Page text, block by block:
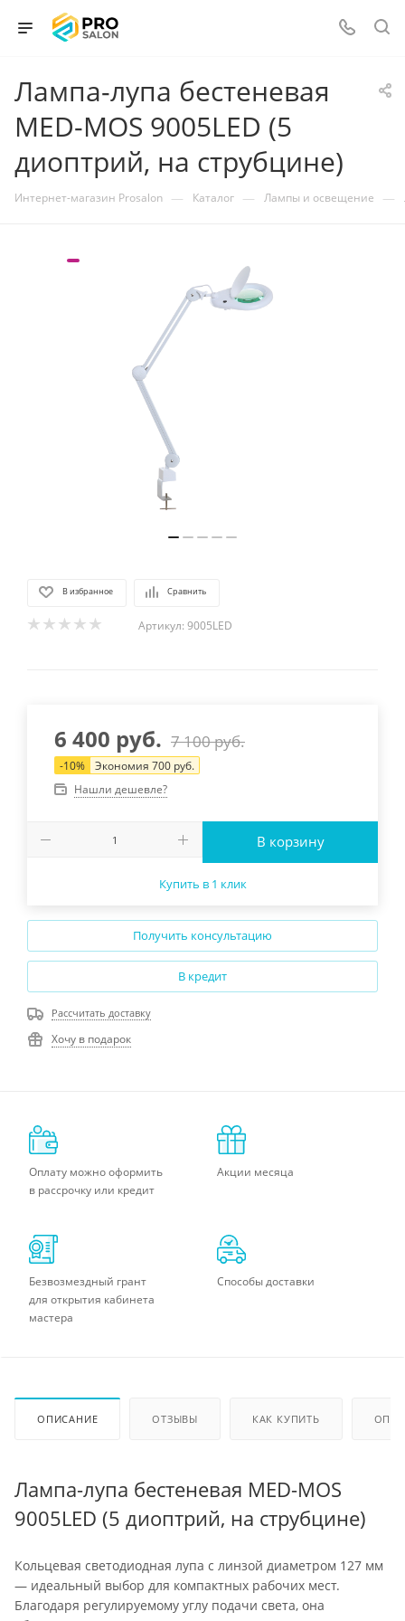
Лампа-лупа бестеневая
MED-MOS 9005LED (5
диоптрий, на струбцине)
Интернет-магазин Prosalon — Каталог — Лампы и освещение —
В избранное Сравнить
Артикул: 9005LED
6 400 руб. 7 100руб.
-10% Экономия 700 руб.
Нашли дешевле?
В корзину
Купить в 1 клик
Получить консультацию
В кредит
Рассчитать доставку
Хочу в подарок
Оплату можно оформить
в рассрочку или кредит
Акции месяца
Безвозмездный грант
для открытия кабинета
мастера
Способы доставки
ОПИСАНИЕ ОТЗЫВЫ КАК КУПИТЬ
Лампа-лупа бестеневая MED-MOS
9005LED (5 диоптрий, на струбцине)
Кольцевая светодиодная лупа с линзой диаметром 127 мм
— идеальный выбор для компактных рабочих мест.
Благодаря регулируемому углу подачи света, она